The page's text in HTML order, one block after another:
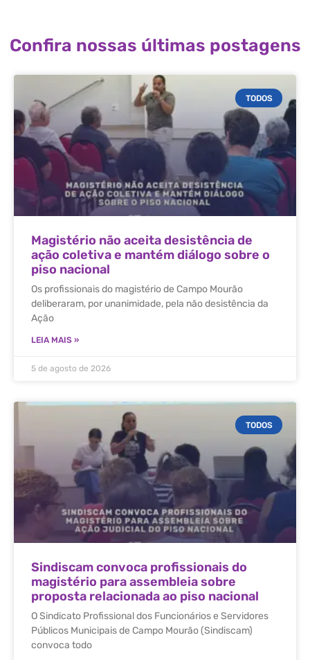
Confira nossas últimas postagens
TODOS
Magistério não aceita desistência de
ação coletiva e mantém diálogo sobre o
piso nacional
Os profissionais do magistério de Campo Mourão
deliberaram, por unanimidade, pela não desistência da
Ação
LEIA MAIS »
5 de agosto de 2026
TODOS
Sindiscam convoca profissionais do
magistério para assembleia sobre
proposta relacionada ao piso nacional
O Sindicato Profissional dos Funcionários e Servidores
Públicos Municipais de Campo Mourão (Sindiscam)
convoca todo